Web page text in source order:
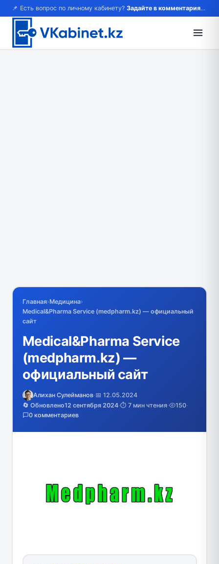
📌 Есть вопрос по личному кабинету? Задайте в комментариях — ответим!
Главная›Медицина›
Medical&Pharma Service (medpharm.kz) — официальный
сайт
Medical&Pharma Service
(medpharm.kz) —
официальный сайт
Алихан Сулейманов·📅 12.05.2024
🔄 Обновлено12 сентября 2024·⏱️ 7 мин чтения· 150·
0 комментариев